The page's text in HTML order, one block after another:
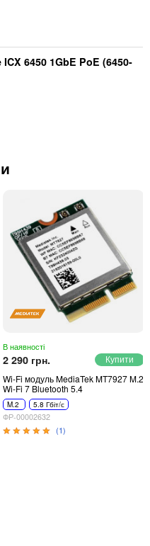
6450 1GbE PoE (6450-
В наявності
2 290 грн.
Wi-Fi модуль MediaTek MT7927 M.2
Wi-Fi 7 Bluetooth 5.4
M.2 5.8 Гбіт/с
ФР-00002632
(1)